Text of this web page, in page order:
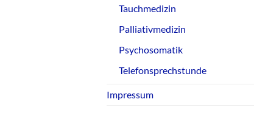
Tauchmedizin
Palliativmedizin
Psychosomatik
Telefonsprechstunde
Impressum